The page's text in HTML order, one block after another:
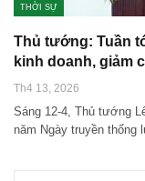
THỜI SỰ
Thủ tướng: Tuần
kinh doanh, giảm
Th4 13, 2026
Sáng 12-4, Thủ tướng
năm Ngày truyền